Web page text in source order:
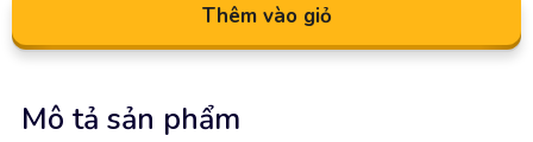
Thêm vào giỏ
Mô tả sản phẩm